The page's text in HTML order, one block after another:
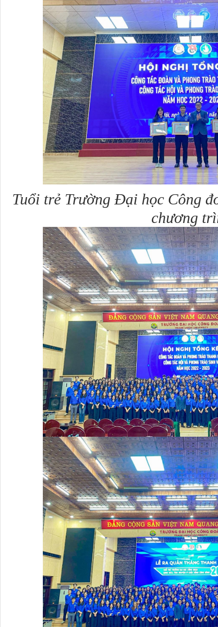
Tuổi trẻ Trường Đại học Công
chương